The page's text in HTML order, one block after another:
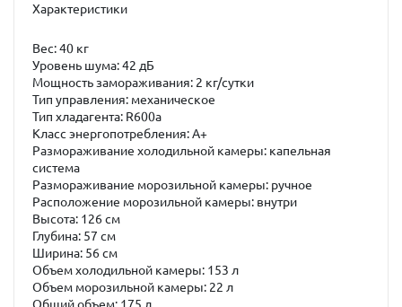
Характеристики
Вес: 40 кг
Уровень шума: 42 дБ
Мощность замораживания: 2 кг/сутки
Тип управления: механическое
Тип хладагента: R600a
Класс энергопотребления: A+
Размораживание холодильной камеры: капельная
система
Размораживание морозильной камеры: ручное
Расположение морозильной камеры: внутри
Высота: 126 см
Глубина: 57 см
Ширина: 56 см
Объем холодильной камеры: 153 л
Объем морозильной камеры: 22 л